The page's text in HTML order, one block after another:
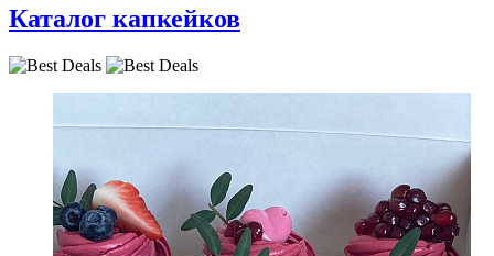
Каталог капкейков